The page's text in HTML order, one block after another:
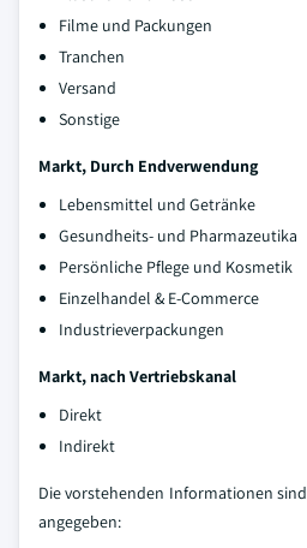
Filme und Packungen
Tranchen
Versand
Sonstige
Markt, Durch Endverwendung
Lebensmittel und Getränke
Gesundheits- und Pharmazeutika
Persönliche Pflege und Kosmetik
Einzelhandel & E-Commerce
Industrieverpackungen
Markt, nach Vertriebskanal
Direkt
Indirekt
Die vorstehenden Informationen
angegeben: